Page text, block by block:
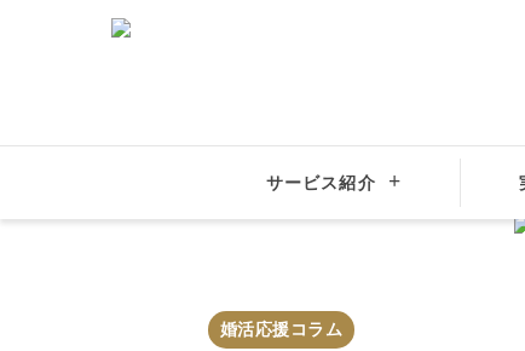
サービス紹介
婚活応援コラム 結婚はしな
婚活応援コラム